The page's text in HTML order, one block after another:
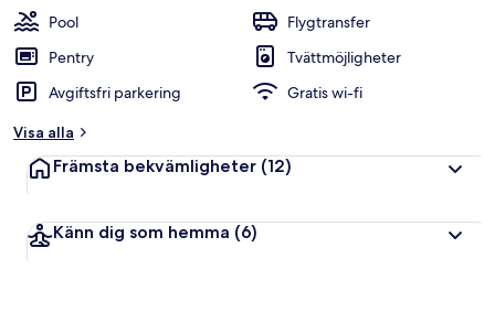
Pool
Flygtransfer
Pentry
Tvättmöjligheter
Avgiftsfri parkering
Gratis wi-fi
Visa alla
Främsta bekvämligheter (12)
Känn dig som hemma (6)